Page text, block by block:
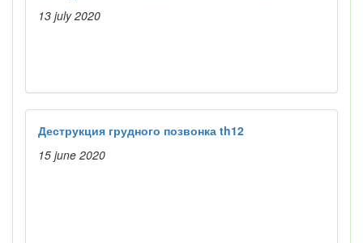
13 july 2020
Деструкция грудного позвонка th12
15 june 2020